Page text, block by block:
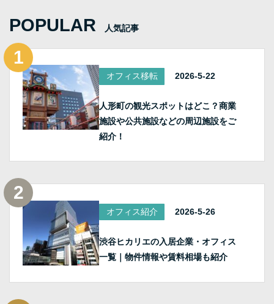
POPULAR 人気記事
オフィス移転 2026-5-22
人形町の観光スポットはどこ？商業
施設や公共施設などの周辺施設をご
紹介！
オフィス紹介 2026-5-26
渋谷ヒカリエの入居企業・オフィス
一覧｜物件情報や賃料相場も紹介